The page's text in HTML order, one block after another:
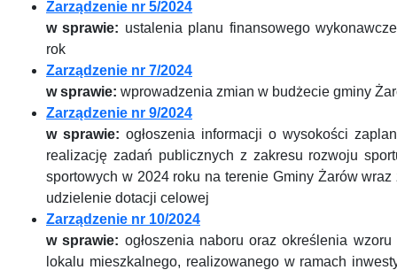
Zarządzenie nr 5/2024
w sprawie: ustalenia planu finansowego
rok
Zarządzenie nr 7/2024
w sprawie: wprowadzenia zmian w budżecie gminy
Zarządzenie nr 9/2024
w sprawie: ogłoszenia informacji o wysokości
realizację zadań publicznych z zakresu rozwoju
sportowych w 2024 roku na terenie Gminy Żarów
udzielenie dotacji celowej
Zarządzenie nr 10/2024
w sprawie: ogłoszenia naboru oraz określenia
lokalu mieszkalnego, realizowanego w ramach